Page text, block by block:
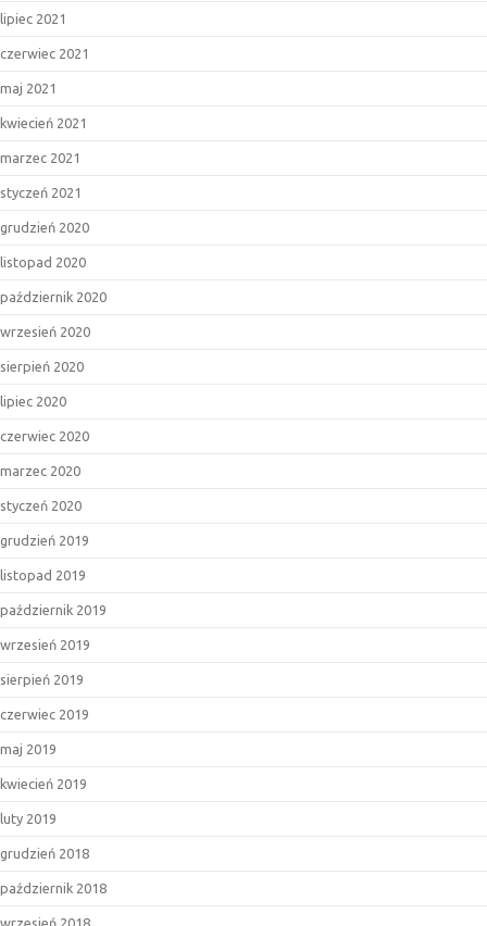
lipiec 2021
czerwiec 2021
maj 2021
kwiecień 2021
marzec 2021
styczeń 2021
grudzień 2020
listopad 2020
październik 2020
wrzesień 2020
sierpień 2020
lipiec 2020
czerwiec 2020
marzec 2020
styczeń 2020
grudzień 2019
listopad 2019
październik 2019
wrzesień 2019
sierpień 2019
czerwiec 2019
maj 2019
kwiecień 2019
luty 2019
grudzień 2018
październik 2018
wrzesień 2018